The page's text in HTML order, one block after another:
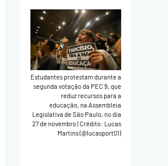
Estudantes protestam durante a
segunda votação da PEC 9, que
reduz recursos para a
educação, na Assembleia
Legislativa de São Paulo, no dia
27 de novembro|Crédito: Lucas
Martins (@lucasport01)